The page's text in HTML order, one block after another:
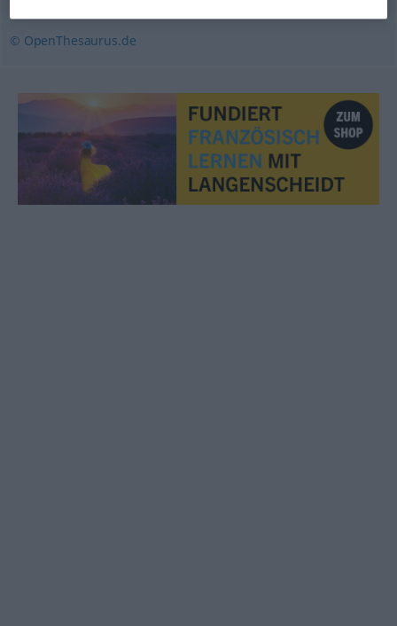
© OpenThesaurus.de